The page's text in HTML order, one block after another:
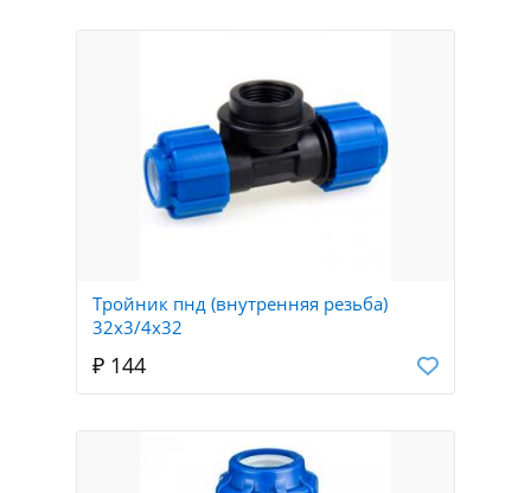
Тройник пнд (внутренняя резьба)
32х3/4х32
₽ 144